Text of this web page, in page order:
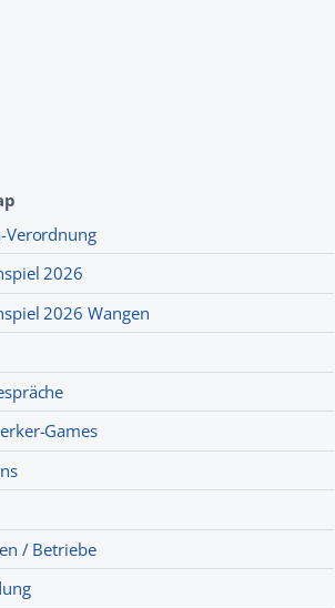
Verordnung
2026
2026 Wangen
Games
/ Betriebe